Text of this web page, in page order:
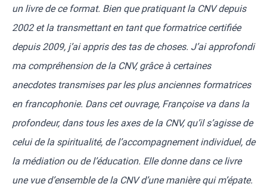
un livre de ce format. Bien que pratiquant la CNV depuis
2002 et la transmettant en tant que formatrice certifiée
depuis 2009, j’ai appris des tas de choses. J’ai approfondi
ma compréhension de la CNV, grâce à certaines
anecdotes transmises par les plus anciennes formatrices
en francophonie. Dans cet ouvrage, Françoise va dans la
profondeur, dans tous les axes de la CNV, qu’il s’agisse de
celui de la spiritualité, de l’accompagnement individuel, de
la médiation ou de l’éducation. Elle donne dans ce livre
une vue d’ensemble de la CNV d’une manière qui m’épate.